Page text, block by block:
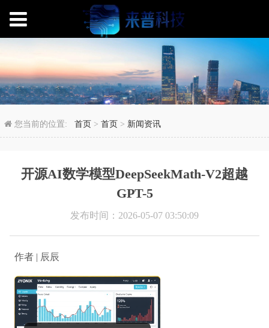
开源AI数学模型
您当前的位置:首页 >首页 > 新闻资讯
开源AI数学模型DeepSeekMath-V2超越
GPT-5
发布时间：2026-05-07 03:50:09
作者 | 辰辰